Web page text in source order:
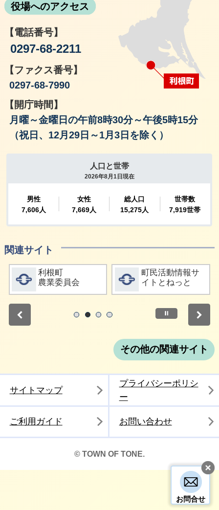
お問合せ
役場へのアクセス
【電話番号】
0297-68-2211
【ファクス番号】
0297-68-7990
【開庁時間】
月曜～金曜日の午前8時30分～午後5時15分
（祝日、12月29日～1月3日を除く）
関連サイト
詳細をみる
利根町
農業委員会
詳細をみる
町民活動情報サ
イトとねっと
停止
その他の関連サイト
サイトマップ
プライバシーポリシ
ー
ご利用ガイド お問い合わせ
© TOWN OF TONE.